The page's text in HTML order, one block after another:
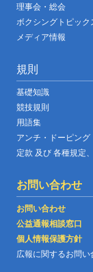
理事会・総会
ボクシングトピック
メディア情報
規則
基礎知識
競技規則
用語集
アンチ・ドーピング
定款 及び 各種規定
お問い合わせ
お問い合わせ
公益通報相談窓口
個人情報保護方針
広報に関するお問い